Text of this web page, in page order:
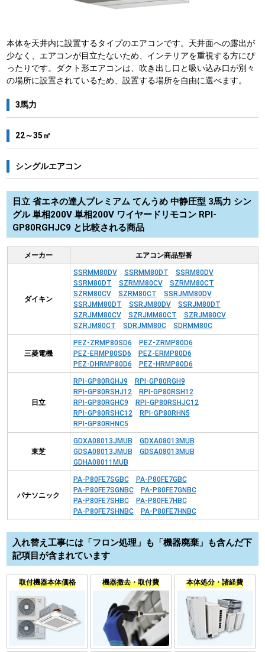
本体を天井内に設置するタイプのエアコンです。天井面への露出が
少なく、エアコンが目立たないため、インテリアを重視する方にぴ
ったりです。ダクト形エアコンは、吹き出し口と吸い込み口が別々
の場所に設置されているため、設置する場所を自由に選べます。
3馬力
22～35㎡
シングルエアコン
日立 省エネの達人プレミアム てんうめ 中静圧型 3馬力 シン
グル 単相200V 単相200V ワイヤードリモコン RPI-
GP80RGHJC9 と比較される商品
メーカー エアコン商品型番
ダイキン
SSRMM80DV SSRMM80DT
SSRM80DV
SSRM80DT
SZRMM80CV
SZRMM80CT
SZRM80CV
SZRM80CT
SSRJMM80DV
SSRJMM80DT
SSRJM80DV
SSRJM80DT
SZRJMM80CV
SZRJMM80CT
SZRJM80CV
SZRJM80CT
SDRJMM80C SDRMM80C
三菱電機
PEZ-ZRMP80SD6
PEZ-ZRMP80D6
PEZ-ERMP80SD6
PEZ-ERMP80D6
PEZ-DHRMP80D6
PEZ-HRMP80D6
日立
RPI-GP80RGHJ9
RPI-GP80RGH9
RPI-GP80RSHJ12
RPI-GP80RSH12
RPI-GP80RGHC9
RPI-GP80RSHJC12
RPI-GP80RSHC12
RPI-GP80RHN5
RPI-GP80RHNC5
東芝
GDXA08013JMUB
GDXA08013MUB
GDSA08013JMUB
GDSA08013MUB
GDHA08011MUB
パナソニック
PA-P80FE7SGBC
PA-P80FE7GBC
PA-P80FE7SGNBC
PA-P80FE7GNBC
PA-P80FE7SHBC
PA-P80FE7HBC
PA-P80FE7SHNBC
PA-P80FE7HNBC
入れ替え工事には「フロン処理」も「機器廃棄」も含んだ下
記項目が含まれています
取付機器本体価格 機器撤去・取付費 本体処分・諸経費